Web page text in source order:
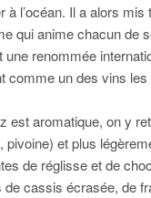
l’océan. Il a alors mis
qui anime chacun de
renommée
comme un des vins
est aromatique, on y
et plus
de réglisse et de
cassis écrasée, de